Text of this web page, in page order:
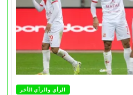
الرأي والرأي الأخر